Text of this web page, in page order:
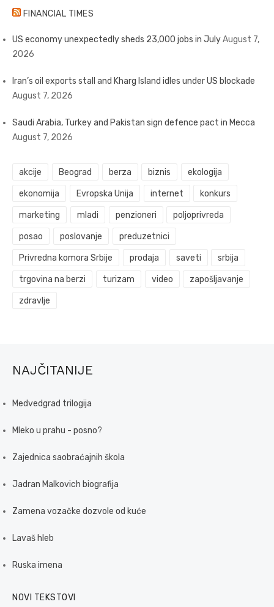
FINANCIAL TIMES
US economy unexpectedly sheds 23,000 jobs in JulyAugust 7,
2026
Iran’s oil exports stall and Kharg Island idles under US blockade
August 7, 2026
Saudi Arabia, Turkey and Pakistan sign defence pact in Mecca
August 7, 2026
akcije Beograd berza biznis ekologija
ekonomija Evropska Unija internet konkurs
marketing mladi penzioneri poljoprivreda
posao poslovanje preduzetnici
Privredna komora Srbije prodaja saveti srbija
trgovina na berzi turizam video zapošljavanje
zdravlje
NAJČITANIJE
Medvedgrad trilogija
Mleko u prahu - posno?
Zajednica saobraćajnih škola
Jadran Malkovich biografija
Zamena vozačke dozvole od kuće
Lavaš hleb
Ruska imena
NOVI TEKSTOVI